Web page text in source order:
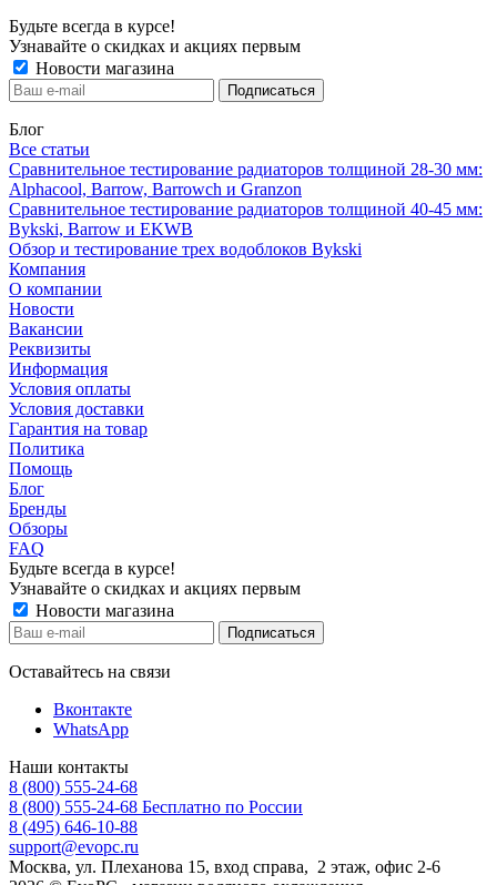
Будьте всегда в курсе!
Узнавайте о скидках и акциях первым
Новости магазина
Блог
Все статьи
Сравнительное тестирование радиаторов толщиной 28-30 мм:
Alphacool, Barrow, Barrowch и Granzon
Сравнительное тестирование радиаторов толщиной 40-45 мм:
Bykski, Barrow и EKWB
Обзор и тестирование трех водоблоков Bykski
Компания
О компании
Новости
Вакансии
Реквизиты
Информация
Условия оплаты
Условия доставки
Гарантия на товар
Политика
Помощь
Блог
Бренды
Обзоры
FAQ
Будьте всегда в курсе!
Узнавайте о скидках и акциях первым
Новости магазина
Оставайтесь на связи
Вконтакте
WhatsApp
Наши контакты
8 (800) 555-24-68
8 (800) 555-24-68 Бесплатно по России
8 (495) 646-10-88
support@evopc.ru
Москва, ул. Плеханова 15, вход справа, 2 этаж, офис 2-6